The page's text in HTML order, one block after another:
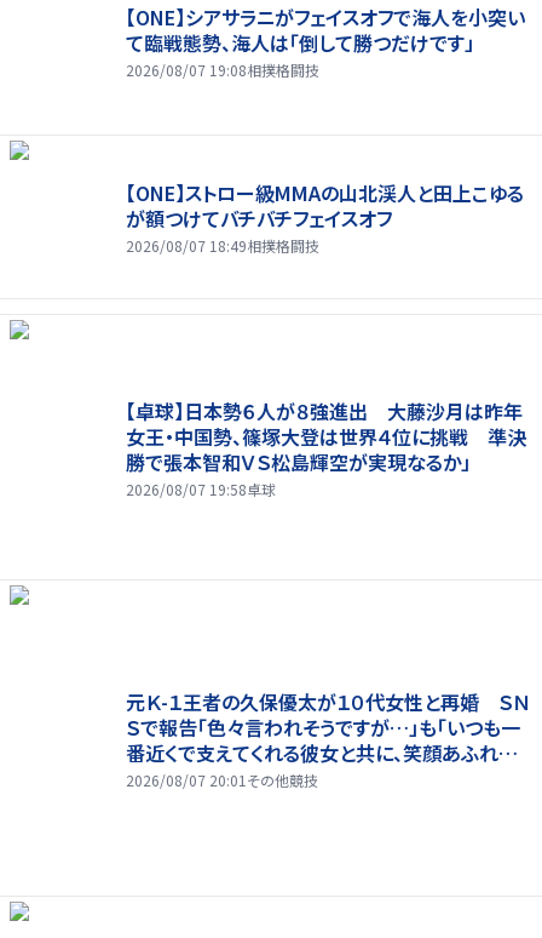
【ONE】シアサラニがフェイスオフで海人を小突い
て臨戦態勢、海人は「倒して勝つだけです」
2026/08/07 19:08相撲格闘技
【ONE】ストロー級MMAの山北渓人と田上こゆる
が額つけてバチバチフェイスオフ
2026/08/07 18:49相撲格闘技
【卓球】日本勢６人が８強進出 大藤沙月は昨年
女王・中国勢、篠塚大登は世界４位に挑戦 準決
勝で張本智和ＶＳ松島輝空が実現なるか」
2026/08/07 19:58卓球
元Ｋ-１王者の久保優太が１０代女性と再婚 ＳＮ
Ｓで報告「色々言われそうですが…」も「いつも一
番近くで支えてくれる彼女と共に、笑顔あふれる
家庭を築いていきたい」
2026/08/07 20:01 その他競技